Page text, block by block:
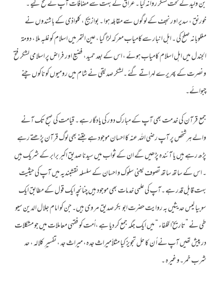
بن ولید کےتحت لشکر روانہ کیا ۔ عراق کے بہت سے مضافات آپ نے فتح کیے ۔
خورنق ، سدیر اور نجف کے لوگوں سے مقابلہ ہوا ۔ بوازیج ، کلواذی کے باشندوں نے
مغلوبانہ صلح کی ۔ اہل انبار سےکامیاب معرکہ لڑا گیا ، عین التمر میں اسلام کو غلبہ ملا ، دومۃ
الجندل میں اہل اسلام کامیاب ہوئے ، اس کے بعد حمید، فضیع اور فراض پر اسلامی لشکر فتح
و نصرت کے پھریرے لہراتے گئے ۔لشکر صدیقی نے شام میں رومیوں کو ناکوں چنے
چبوائے۔
جمع قرآن کی خدمت بھی آپ کے مبارک دور کی یادگار ہے ۔ قیامت کی صبح تک آنے
والے ہرشخص پر آپ رضی اللہ عنہ کا احسان موجود ہے جتنے بھی لوگ قرآن پڑھتے رہے
پڑھ رہے ہیں یا آئندہ پڑھیں گے ان کے ثواب میں سیدنا صدیق اکبر برابر کے شریک ہیں
۔ اس کے ساتھ ساتھ تصوف یعنی سلوک و احسان کے سلسلہ نقشبندیہ میں آپ کی حیثیت
بہت قابل قدر ہے ۔آپ کی علمی خدمات بھی موجود ہیں چنانچہ ایک قول کے مطابق ایک
سوبیا لیس حدیثیں بہ روایت حضرت ابو بکر صدیق مر وی ہیں۔ جن کو امام جلال الدین سیو
طی نے ”تاریخ الخلفاء “ میں ایک جگہ جمع کر دیا ہے ،اُمت کو فقہی معاملات میں جو مشکلات
در پیش تھیں آپ نے اُ ن کا حل تجویز کیا مثلاََمیراث جدہ، میراث جد ، تفسیر ِ کلالہ ، حد
شرب خمر۔وغیرہ ۔